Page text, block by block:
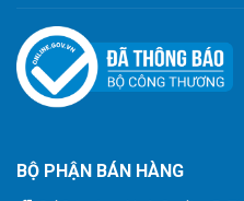
BỘ PHẬN BÁN HÀNG